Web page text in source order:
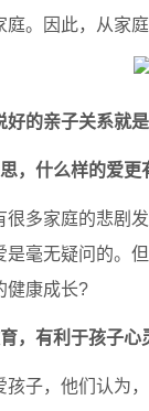
。因此，从家
好的亲子关系就
，什么样的爱更
家庭的悲剧发
是毫无疑问的。
健康成长?
，有利于孩子心
，他们认为，